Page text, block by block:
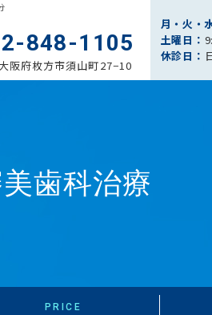
848-1105
阪府枚方市須山町27−10
月・火・
土曜日：
休診日：
歯科治療
PRICE